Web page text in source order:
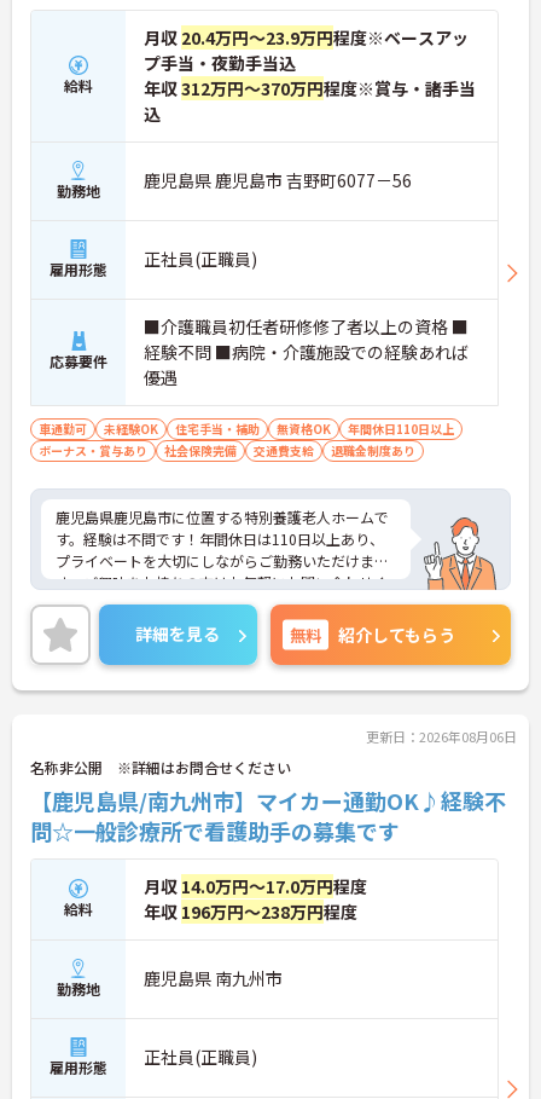
給料
月収 20.4万円～23.9万円程度※ベースアッ
プ手当・夜勤手当込
年収312万円～370万円程度※賞与・諸手当
込
勤務地 鹿児島県 鹿児島市 吉野町6077－56
雇用形態 正社員(正職員)
応募要件
■介護職員初任者研修修了者以上の資格 ■
経験不問 ■病院・介護施設での経験あれば
優遇
車通勤可 未経験OK 住宅手当・補助 無資格OK
年間休日110日以上
ボーナス・賞与あり
社会保険完備 交通費支給 退職金制度あり
鹿児島県鹿児島市に位置する特別養護老人ホームで
す。経験は不問です！年間休日は110日以上あり、
プライベートを大切にしながらご勤務いただけま
す。ご興味をお持ちの方はお気軽にお問い合わせく
ださい。
詳細を見る 無料 紹介してもらう
更新日：2026年08月06日
名称非公開 ※詳細はお問合せください
【鹿児島県/南九州市】マイカー通勤OK♪経験不
問☆一般診療所で看護助手の募集です
給料
月収 14.0万円～17.0万円程度
年収 196万円～238万円程度
勤務地 鹿児島県 南九州市
雇用形態 正社員(正職員)